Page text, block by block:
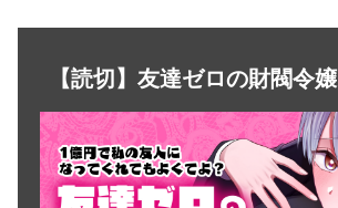
【読切】友達ゼロの財閥令嬢